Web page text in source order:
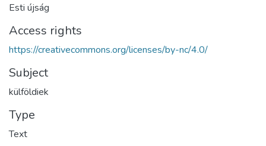
Esti újság
Access rights
https://creativecommons.org/licenses/by-nc/4.0/
Subject
külföldiek
Type
Text